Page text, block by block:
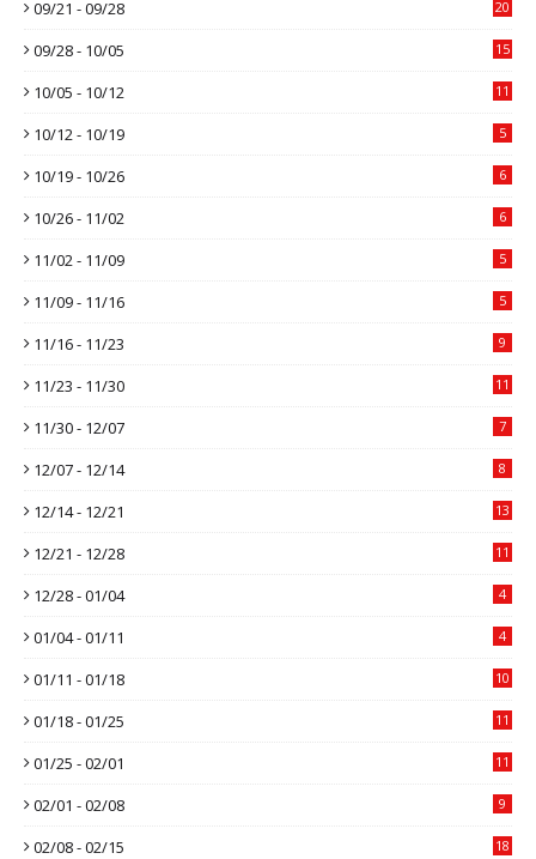
09/21 - 09/28 20
09/28 - 10/05 15
10/05 - 10/12 11
10/12 - 10/19 5
10/19 - 10/26 6
10/26 - 11/02 6
11/02 - 11/09 5
11/09 - 11/16 5
11/16 - 11/23 9
11/23 - 11/30 11
11/30 - 12/07 7
12/07 - 12/14 8
12/14 - 12/21 13
12/21 - 12/28 11
12/28 - 01/04 4
01/04 - 01/11 4
01/11 - 01/18 10
01/18 - 01/25 11
01/25 - 02/01 11
02/01 - 02/08 9
02/08 - 02/15 18